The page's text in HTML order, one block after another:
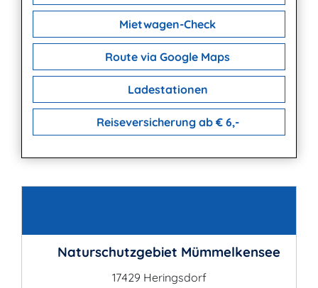
Mietwagen-Check
Route via Google Maps
Ladestationen
Reiseversicherung ab € 6,-
Naturschutzgebiet Mümmelkensee
17429 Heringsdorf